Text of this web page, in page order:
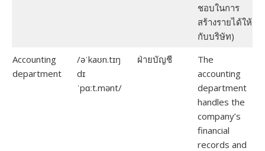
ชอบในการ
สร้างรายได้ให้
กับบริษัท)
Accounting
department
/əˈkaʊn.tɪŋ
dɪ
ˈpɑːt.mənt/
ฝ่ายบัญชี
The
accounting
department
handles the
company’s
financial
records and